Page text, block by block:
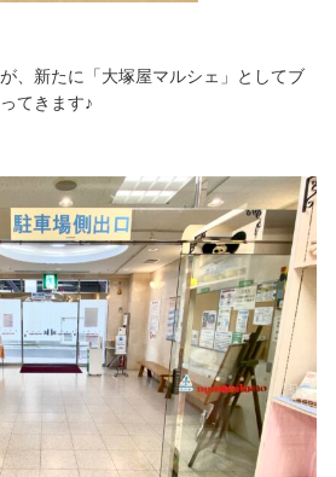
、新たに「大塚屋マルシェ」としてブ
てきます♪